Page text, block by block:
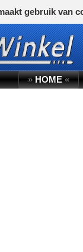
»HOME«
gebruik van